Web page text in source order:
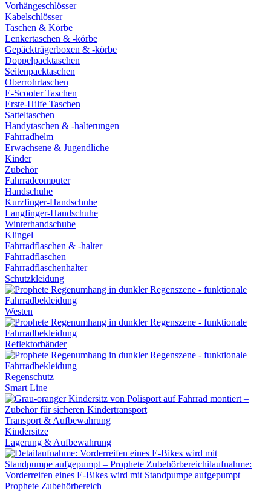
Vorhängeschlösser
Kabelschlösser
Taschen & Körbe
Lenkertaschen & -körbe
Gepäckträgerboxen & -körbe
Doppelpacktaschen
Seitenpacktaschen
Oberrohrtaschen
E-Scooter Taschen
Erste-Hilfe Taschen
Satteltaschen
Handytaschen & -halterungen
Fahrradhelm
Erwachsene & Jugendliche
Kinder
Zubehör
Fahrradcomputer
Handschuhe
Kurzfinger-Handschuhe
Langfinger-Handschuhe
Winterhandschuhe
Klingel
Fahrradflaschen & -halter
Fahrradflaschen
Fahrradflaschenhalter
Schutzkleidung
Westen
Reflektorbänder
Regenschutz
Smart Line
Transport & Aufbewahrung
Kindersitze
Lagerung & Aufbewahrung